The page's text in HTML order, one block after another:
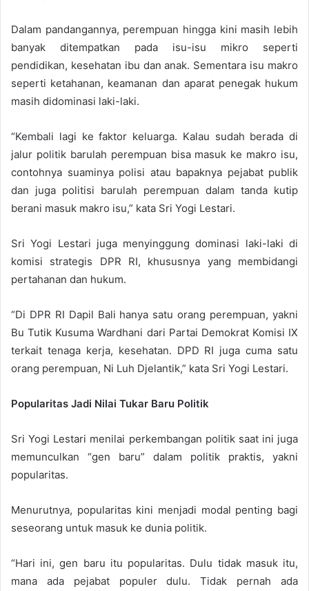
Dalam pandangannya, perempuan hingga kini masih lebih
banyak ditempatkan pada isu-isu mikro seperti
pendidikan, kesehatan ibu dan anak. Sementara isu makro
seperti ketahanan, keamanan dan aparat penegak hukum
masih didominasi laki-laki.
“Kembali lagi ke faktor keluarga. Kalau sudah berada di
jalur politik barulah perempuan bisa masuk ke makro isu,
contohnya suaminya polisi atau bapaknya pejabat publik
dan juga politisi barulah perempuan dalam tanda kutip
berani masuk makro isu,” kata Sri Yogi Lestari.
Sri Yogi Lestari juga menyinggung dominasi laki-laki di
komisi strategis DPR RI, khususnya yang membidangi
pertahanan dan hukum.
“Di DPR RI Dapil Bali hanya satu orang perempuan, yakni
Bu Tutik Kusuma Wardhani dari Partai Demokrat Komisi IX
terkait tenaga kerja, kesehatan. DPD RI juga cuma satu
orang perempuan, Ni Luh Djelantik,” kata Sri Yogi Lestari.
Popularitas Jadi Nilai Tukar Baru Politik
Sri Yogi Lestari menilai perkembangan politik saat ini juga
memunculkan “gen baru” dalam politik praktis, yakni
popularitas.
Menurutnya, popularitas kini menjadi modal penting bagi
seseorang untuk masuk ke dunia politik.
“Hari ini, gen baru itu popularitas. Dulu tidak masuk itu,
mana ada pejabat populer dulu. Tidak pernah ada